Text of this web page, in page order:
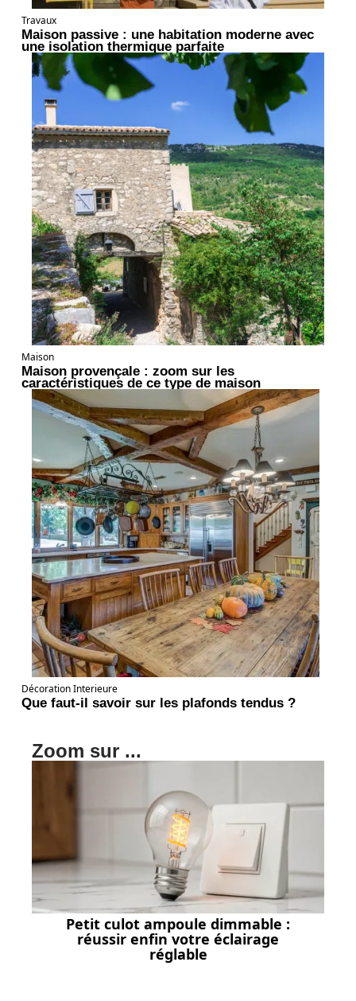
Travaux
Maison passive : une habitation moderne avec
une isolation thermique parfaite
Maison
Maison provençale : zoom sur les
caractéristiques de ce type de maison
Décoration Interieure
Que faut-il savoir sur les plafonds tendus ?
Zoom sur ...
Petit culot ampoule dimmable :
réussir enfin votre éclairage
réglable